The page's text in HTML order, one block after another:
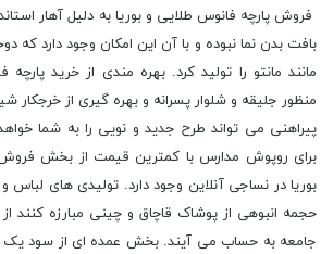
فروش پارچه فانوس طلایی و بوریا به دلیل آهار
بافت بدن نما نبوده و با آن این امکان وجود دارد که
مانند مانتو را تولید کرد. بهره مندی از خرید پارچه
منظور جلیقه و شلوار پسرانه و بهره گیری از خرجکار
پیراهنی می تواند طرح جدید و نویی را به شما
برای روپوش مدارس با کمترین قیمت از بخش
بوریا در نساجی آنلاین وجود دارد. تولیدی های لباس
حجمه انبوهی از پوشاک قاچاق و چینی مبارزه کنند
جامعه به حساب می آیند. بخش عمده ای از سود یک